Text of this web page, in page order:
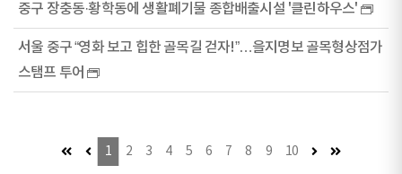
중구 장충동·황학동에 생활폐기물 종합배출시설 '클린하우스'
서울 중구 “영화 보고 힙한 골목길 걷자!”…을지명보 골목형상점가
스탬프 투어
첫 페이지 (이동불가)
이전 페이지 (이동불가)
1 2 3 4 5 6 7 8 9 10 다음 페이지마지막 페이